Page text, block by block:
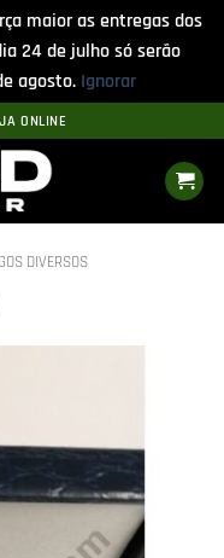
maior as entregas dos
24 de julho só serão
agosto. Ignorar
ONLINE
DIVERSOS